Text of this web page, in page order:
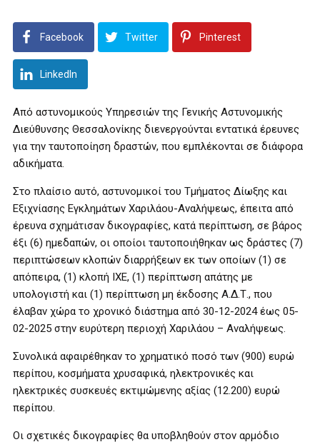
Facebook Twitter Pinterest
LinkedIn
Από αστυνομικούς Υπηρεσιών της Γενικής Αστυνομικής
Διεύθυνσης Θεσσαλονίκης διενεργούνται εντατικά έρευνες
για την ταυτοποίηση δραστών, που εμπλέκονται σε διάφορα
αδικήματα.
Στο πλαίσιο αυτό, αστυνομικοί του Τμήματος Δίωξης και
Εξιχνίασης Εγκλημάτων Χαριλάου-Αναλήψεως, έπειτα από
έρευνα σχημάτισαν δικογραφίες, κατά περίπτωση, σε βάρος
έξι (6) ημεδαπών, οι οποίοι ταυτοποιήθηκαν ως δράστες (7)
περιπτώσεων κλοπών διαρρήξεων εκ των οποίων (1) σε
απόπειρα, (1) κλοπή ΙΧΕ, (1) περίπτωση απάτης με
υπολογιστή και (1) περίπτωση μη έκδοσης Α.Δ.Τ., που
έλαβαν χώρα το χρονικό διάστημα από 30-12-2024 έως 05-
02-2025 στην ευρύτερη περιοχή Χαριλάου – Αναλήψεως.
Συνολικά αφαιρέθηκαν το χρηματικό ποσό των (900) ευρώ
περίπου, κοσμήματα χρυσαφικά, ηλεκτρονικές και
ηλεκτρικές συσκευές εκτιμώμενης αξίας (12.200) ευρώ
περίπου.
Οι σχετικές δικογραφίες θα υποβληθούν στον αρμόδιο